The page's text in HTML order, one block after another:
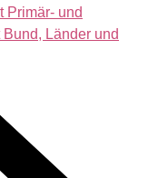
Primär- und
Länder und